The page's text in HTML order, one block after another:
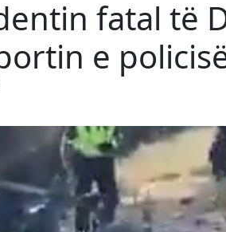
fatal të
e